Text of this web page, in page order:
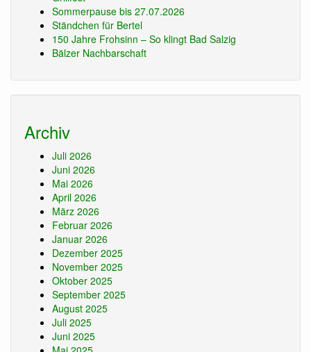
Sommerpause bis 27.07.2026
Ständchen für Bertel
150 Jahre Frohsinn – So klingt Bad Salzig
Bälzer Nachbarschaft
Archiv
Juli 2026
Juni 2026
Mai 2026
April 2026
März 2026
Februar 2026
Januar 2026
Dezember 2025
November 2025
Oktober 2025
September 2025
August 2025
Juli 2025
Juni 2025